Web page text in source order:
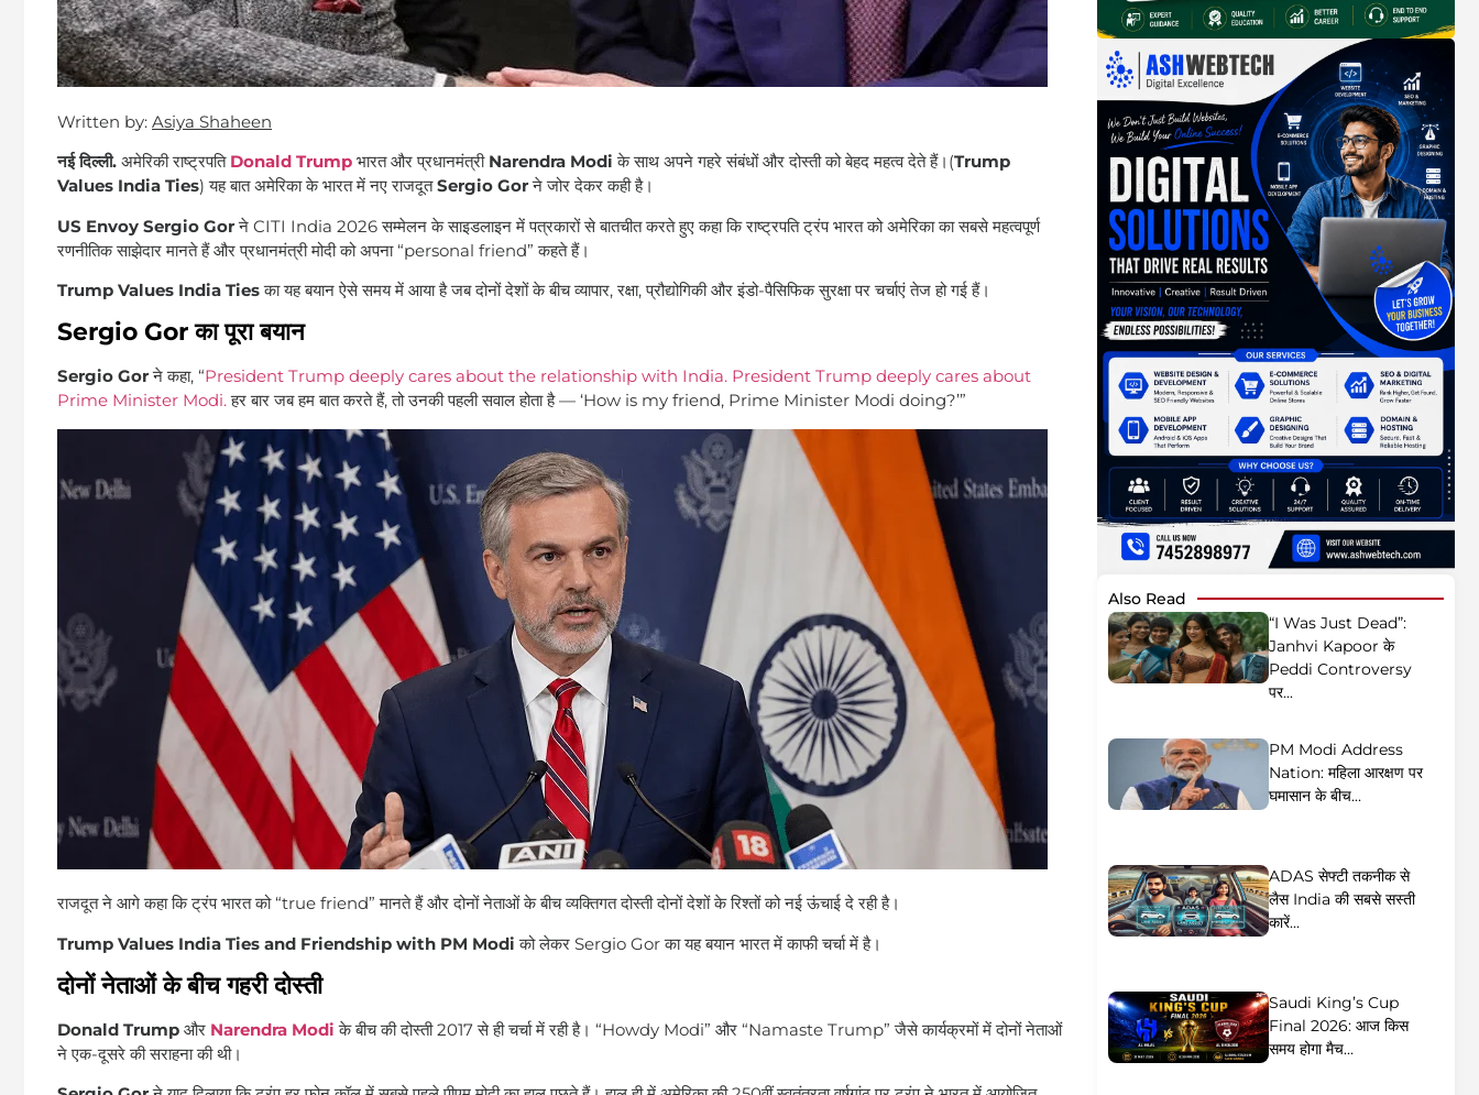
Written by: Asiya Shaheen
नई दिल्ली. अमेरिकी राष्ट्रपति Donald Trump भारत और प्रधानमंत्री Narendra Modi के साथ अपने गहरे संबंधों और दोस्ती को बेहद महत्व देते हैं।(Trump
Values India Ties) यह बात अमेरिका के भारत में नए राजदूतSergio Gorने जोर देकर कही है।
US Envoy Sergio Gorने CITI India 2026 सम्मेलन के साइडलाइन में पत्रकारों से बातचीत करते हुए कहा कि राष्ट्रपति ट्रंप भारत को अमेरिका का सबसे महत्वपूर्ण
रणनीतिक साझेदार मानते हैं और प्रधानमंत्री मोदी को अपना “personal friend” कहते हैं।
Trump Values India Tiesका यह बयान ऐसे समय में आया है जब दोनों देशों के बीच व्यापार, रक्षा, प्रौद्योगिकी और इंडो-पैसिफिक सुरक्षा पर चर्चाएं तेज हो गई हैं।
Sergio Gor का पूरा बयान
Sergio Gorने कहा, “President Trump deeply cares about the relationship with India. President Trump deeply cares about
Prime Minister Modi.हर बार जब हम बात करते हैं, तो उनकी पहली सवाल होता है — ‘How is my friend, Prime Minister Modi doing?’”
राजदूत ने आगे कहा कि ट्रंप भारत को “true friend” मानते हैं और दोनों नेताओं के बीच व्यक्तिगत दोस्ती दोनों देशों के रिश्तों को नई ऊंचाई दे रही है।
Trump Values India Ties and Friendship with PM Modi को लेकर Sergio Gor का यह बयान भारत में काफी चर्चा में है।
दोनों नेताओं के बीच गहरी दोस्ती
Donald Trump और Narendra Modi के बीच की दोस्ती 2017 से ही चर्चा में रही है। “Howdy Modi” और “Namaste Trump” जैसे कार्यक्रमों में दोनों नेताओं
ने एक-दूसरे की सराहना की थी।
Also Read
“I Was Just Dead”:
Janhvi Kapoor के
Peddi Controversy
पर...
PM Modi Address
Nation: महिला आरक्षण पर
घमासान के बीच...
ADAS सेफ्टी तकनीक से
लैस India की सबसे सस्ती
कारें...
Saudi King’s Cup
Final 2026: आज किस
समय होगा मैच...